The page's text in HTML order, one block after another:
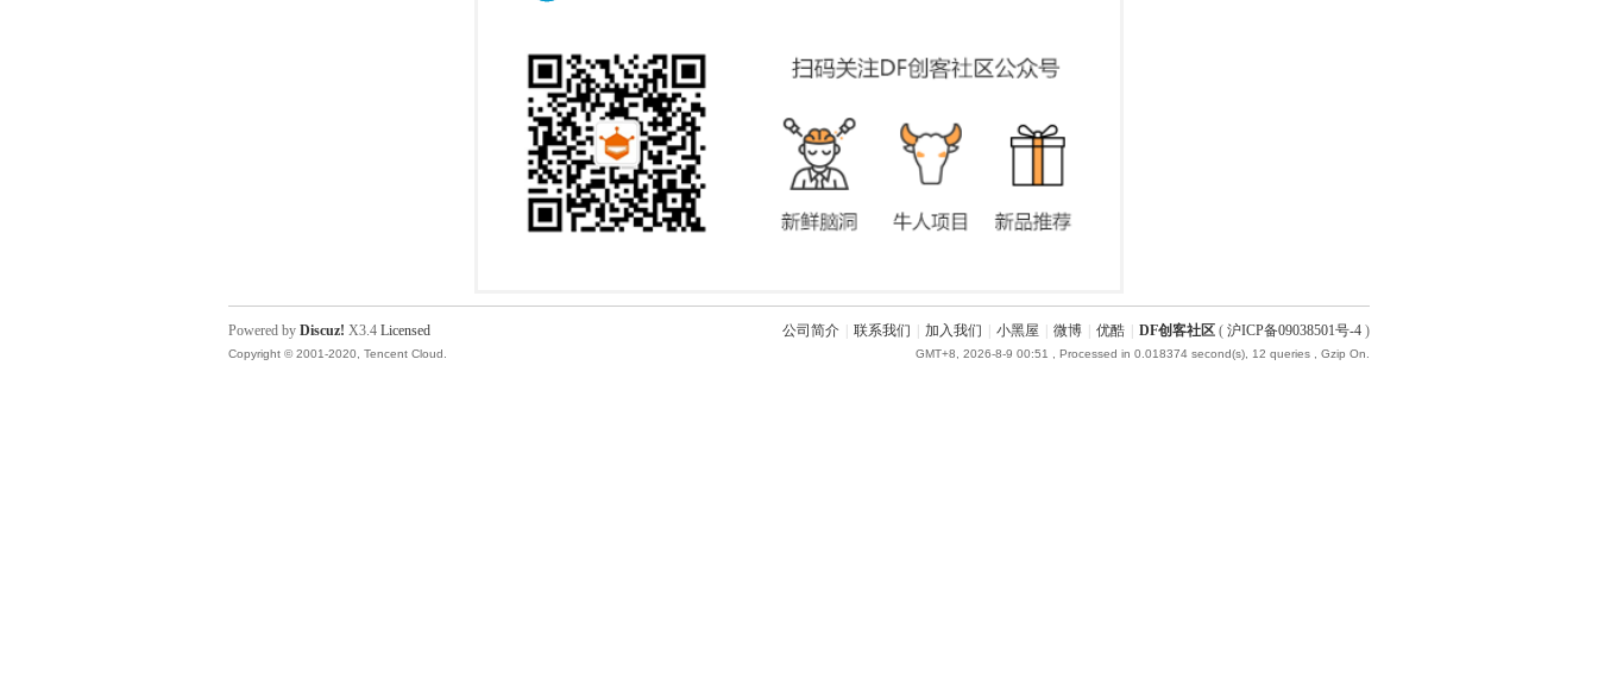
公司简介 联系我们 加入我们 小黑屋 微博 优酷 DF创客社区 ( 沪ICP备09038501号-4 )
GMT+8, 2026-8-9 00:51 , Processed in 0.018374 second(s), 12 queries , Gzip On.
Powered by Discuz! X3.4 Licensed
Copyright © 2001-2020, Tencent Cloud.